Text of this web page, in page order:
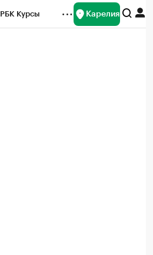
РБК Курсы Карелия